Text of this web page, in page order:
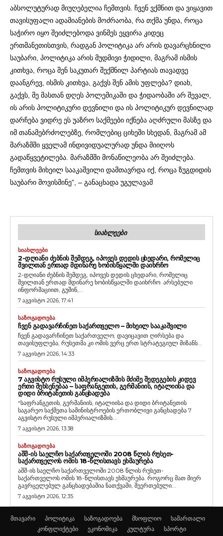
აბსოლუტურად მიუღებელია ჩემთვის. ჩვენ ვქმნით და ვიყავით
თავისუფალი ადამიანების მოძრაობა, რა თქმა უნდა, როცა
საჭირო იყო შეიძლებოდა ვინმეს ეყვირა კიდეც
ერთმანეთისთვის, რადგან პოლიტიკა არ არის დავარცხნილი
საუბარი, პოლიტიკა არის მუდმივი ჭიდილი, მაგრამ ისმის
კითხვა, როცა შენ საკუთარ შექმნილ პარტიას თავადვე
დაანგრევ, ისმის კითხვა, გაქვს შენ ამის უფლება? დიახ,
გაქვს, მე მასთან დღეს პოლემიკაში და ჭიდაობაში არ შევალ,
ის არის პოლიტიკური დევნილი და ის პოლიტიკურ დევნილად
დარჩება ვიდრე ეს უაზრო საქმეები იქნება აღძრული მასზე და
იმ თანამებრძოლებზე, რომლებიც ციხეში სხედან, მაგრამ ამ
მარაზმში ყველამ ინდივიდუალურად უნდა მიიღოს
გადაწყვეტილება. მარაზმში მონაწილეობა არ შეიძლება.
ჩემთვის მიხეილ სააკაშვილი დამთავრდა იქ, როცა ზუგდიდის
საუბარი მოვისმინე”, – განაცხადა უგულავამ
ᲡᲘᲐᲮᲚᲔᲔᲑᲘ
ᲡᲘᲐᲮᲚᲔᲔᲑᲘ
2-ᲓᲦᲘᲐᲜᲘ ᲫᲔᲑᲜᲘᲡ ᲨᲔᲛᲓᲔᲒ, ᲘᲞᲝᲕᲔᲡ ᲓᲔᲓᲘᲡ ᲪᲮᲔᲓᲐᲠᲘ, ᲠᲝᲛᲔᲚᲘᲪ
ᲨᲕᲘᲚᲗᲐᲜ ᲔᲠᲗᲐᲓ ᲛᲓᲘᲜᲐᲠᲔ ᲮᲝᲑᲘᲡᲬᲧᲐᲚᲨᲘ ᲓᲐᲘᲮᲠᲩᲝ
2-დღიანი ძებნის შემდეგ, იპოვეს დედის ცხედარი, რომელიც
შვილთან ერთად მდინარე ხობისწყალში დაიხრჩო. არსებული
ინფორმაციით, გუშინ,...
7 აგვისტო 2026, 17:41
ᲡᲐᲖᲝᲒᲐᲓᲝᲔᲑᲐ
ᲩᲕᲔᲜ ᲒᲐᲓᲐᲕᲐᲠᲩᲘᲜᲔᲗ ᲡᲐᲥᲐᲠᲗᲕᲔᲚᲝ – ᲛᲘᲮᲔᲘᲚ ᲡᲐᲐᲙᲐᲨᲕᲘᲚᲘ
ჩვენ გადავარჩინეთ საქართველო, დავიცავით ღირსება და
თავისუფლება, რუსეთმა კი ომის ვერც ერთ სტრატეგიულ მიზანს...
7 აგვისტო 2026, 14:33
ᲡᲐᲖᲝᲒᲐᲓᲝᲔᲑᲐ
7 ᲐᲒᲕᲘᲡᲢᲝ ᲠᲣᲡᲣᲚᲘ ᲘᲛᲞᲔᲠᲘᲐᲚᲘᲖᲛᲘᲡ ᲛᲫᲘᲛᲔ ᲨᲔᲓᲔᲒᲔᲑᲘᲡ ᲙᲘᲓᲔᲕ
ᲔᲠᲗᲘ ᲨᲔᲮᲡᲔᲜᲔᲑᲐᲐ – ᲡᲐᲤᲠᲐᲜᲒᲔᲗᲘᲡ, ᲒᲔᲠᲛᲐᲜᲘᲘᲡ, ᲘᲢᲐᲚᲘᲘᲡᲐ ᲓᲐ
ᲓᲘᲓᲘ ᲑᲠᲘᲢᲐᲜᲔᲗᲘᲡ ᲒᲐᲜᲪᲮᲐᲓᲔᲑᲐ
“საფრანგეთის, გერმანიის, იტალიისა და დიდი ბრიტანეთის
საგარეო საქმეთა სამინისტროების ერთობლივი განცხადება 7
აგვისტო რუსული იმპერიალიზმის...
7 აგვისტო 2026, 13:38
ᲡᲐᲖᲝᲒᲐᲓᲝᲔᲑᲐ
ᲐᲨᲨ-ᲘᲡ ᲡᲐᲔᲚᲩᲝ ᲡᲐᲥᲐᲠᲗᲕᲔᲚᲝᲨᲘ 2008 ᲬᲚᲘᲡ ᲠᲣᲡᲔᲗ-
ᲡᲐᲥᲐᲠᲗᲕᲔᲚᲝᲡ ᲝᲛᲘᲡ 18-ᲬᲚᲘᲡᲗᲐᲕᲡ ᲔᲮᲛᲐᲣᲠᲔᲑᲐ
აშშ-ის საელჩო საქართველოში 2008 წლის რუსეთ-
საქართველოს ომის 18-წლისთავს ეხმაურება. როგორც მათ მიერ
გავრცელებულ განცხადებაშია ნათქვამი, შეერთებული...
7 აგვისტო 2026, 12:35
მთავარი პოლიტიკა საზოგადოება მსოფლიო
სამართალი
კონფლიქტები
ეკონომიკა კულტურა სპორტი